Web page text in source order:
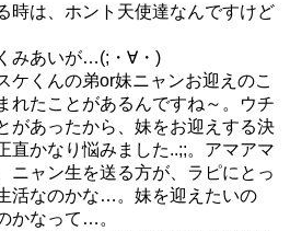
時は、ホント天使達なんですけど
みあいが…(;・∀・)
ケくんの弟or妹ニャンお迎えのこ
れたことがあるんですね～。ウチ
があったから、妹をお迎えする決
直かなり悩みました..;;。アマアマ
ニャン生を送る方が、ラピにとっ
活なのかな…。妹を迎えたいの
かなって…。